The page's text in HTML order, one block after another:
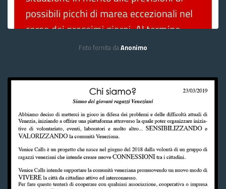
Foto fornita daAnonimo